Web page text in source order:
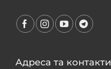
Адреса та контакти